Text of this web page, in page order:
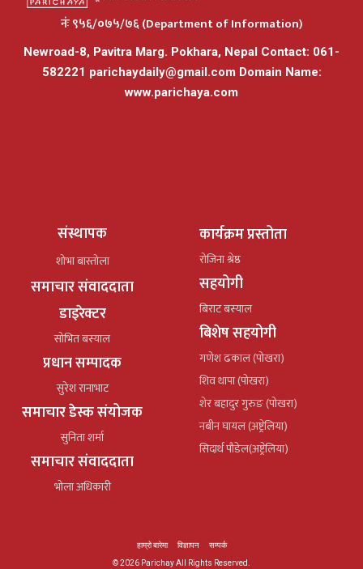
नंः ९५६/०७५/७६ (Department of Information)
Newroad-8, Pavitra Marg. Pokhara, Nepal Contact: 061-
582221 parichaydaily@gmail.comDomain Name:
www.parichaya.com
संस्थापक
शोभा बास्तोला
समाचार संवाददाता
डाइरेक्टर
सोभित बस्याल
प्रधान सम्पादक
सुरेश रानाभाट
समाचार डेस्क संयोजक
सुनिता शर्मा
समाचार संवाददाता
भोला अधिकारी
कार्यक्रम प्रस्तोता
रोजिना श्रेष्ठ
सहयोगी
बिराट बस्याल
बिशेष सहयोगी
गणेश ढकाल (पोखरा)
शिव थापा (पोखरा)
शेर बहादुर गुरुङ (पोखरा)
नबीन घायल (अष्ट्रेलिया)
सिदार्थ पौडेल(अष्ट्रेलिया)
हाम्रो बारेमा विज्ञापन
सम्पर्क
© 2026 Parichay All Rights Reserved.